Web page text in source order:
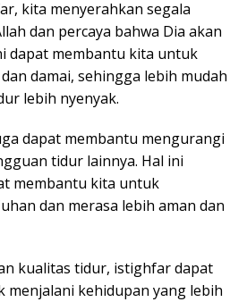
kita menyerahkan segala
dan percaya bahwa Dia akan
dapat membantu kita untuk
damai, sehingga lebih mudah
lebih nyenyak.
dapat membantu mengurangi
tidur lainnya. Hal ini
membantu kita untuk
dan merasa lebih aman dan
kualitas tidur, istighfar dapat
menjalani kehidupan yang lebih